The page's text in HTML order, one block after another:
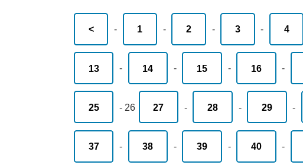
< - 1 - 2 - 3 - 4
13 - 14 - 15 - 16 -
25 - 26 27 - 28 - 29 -
37 - 38 - 39 - 40 -